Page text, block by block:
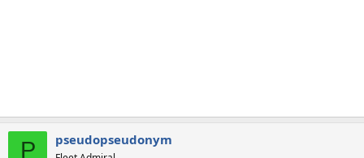
P pseudopseudonym